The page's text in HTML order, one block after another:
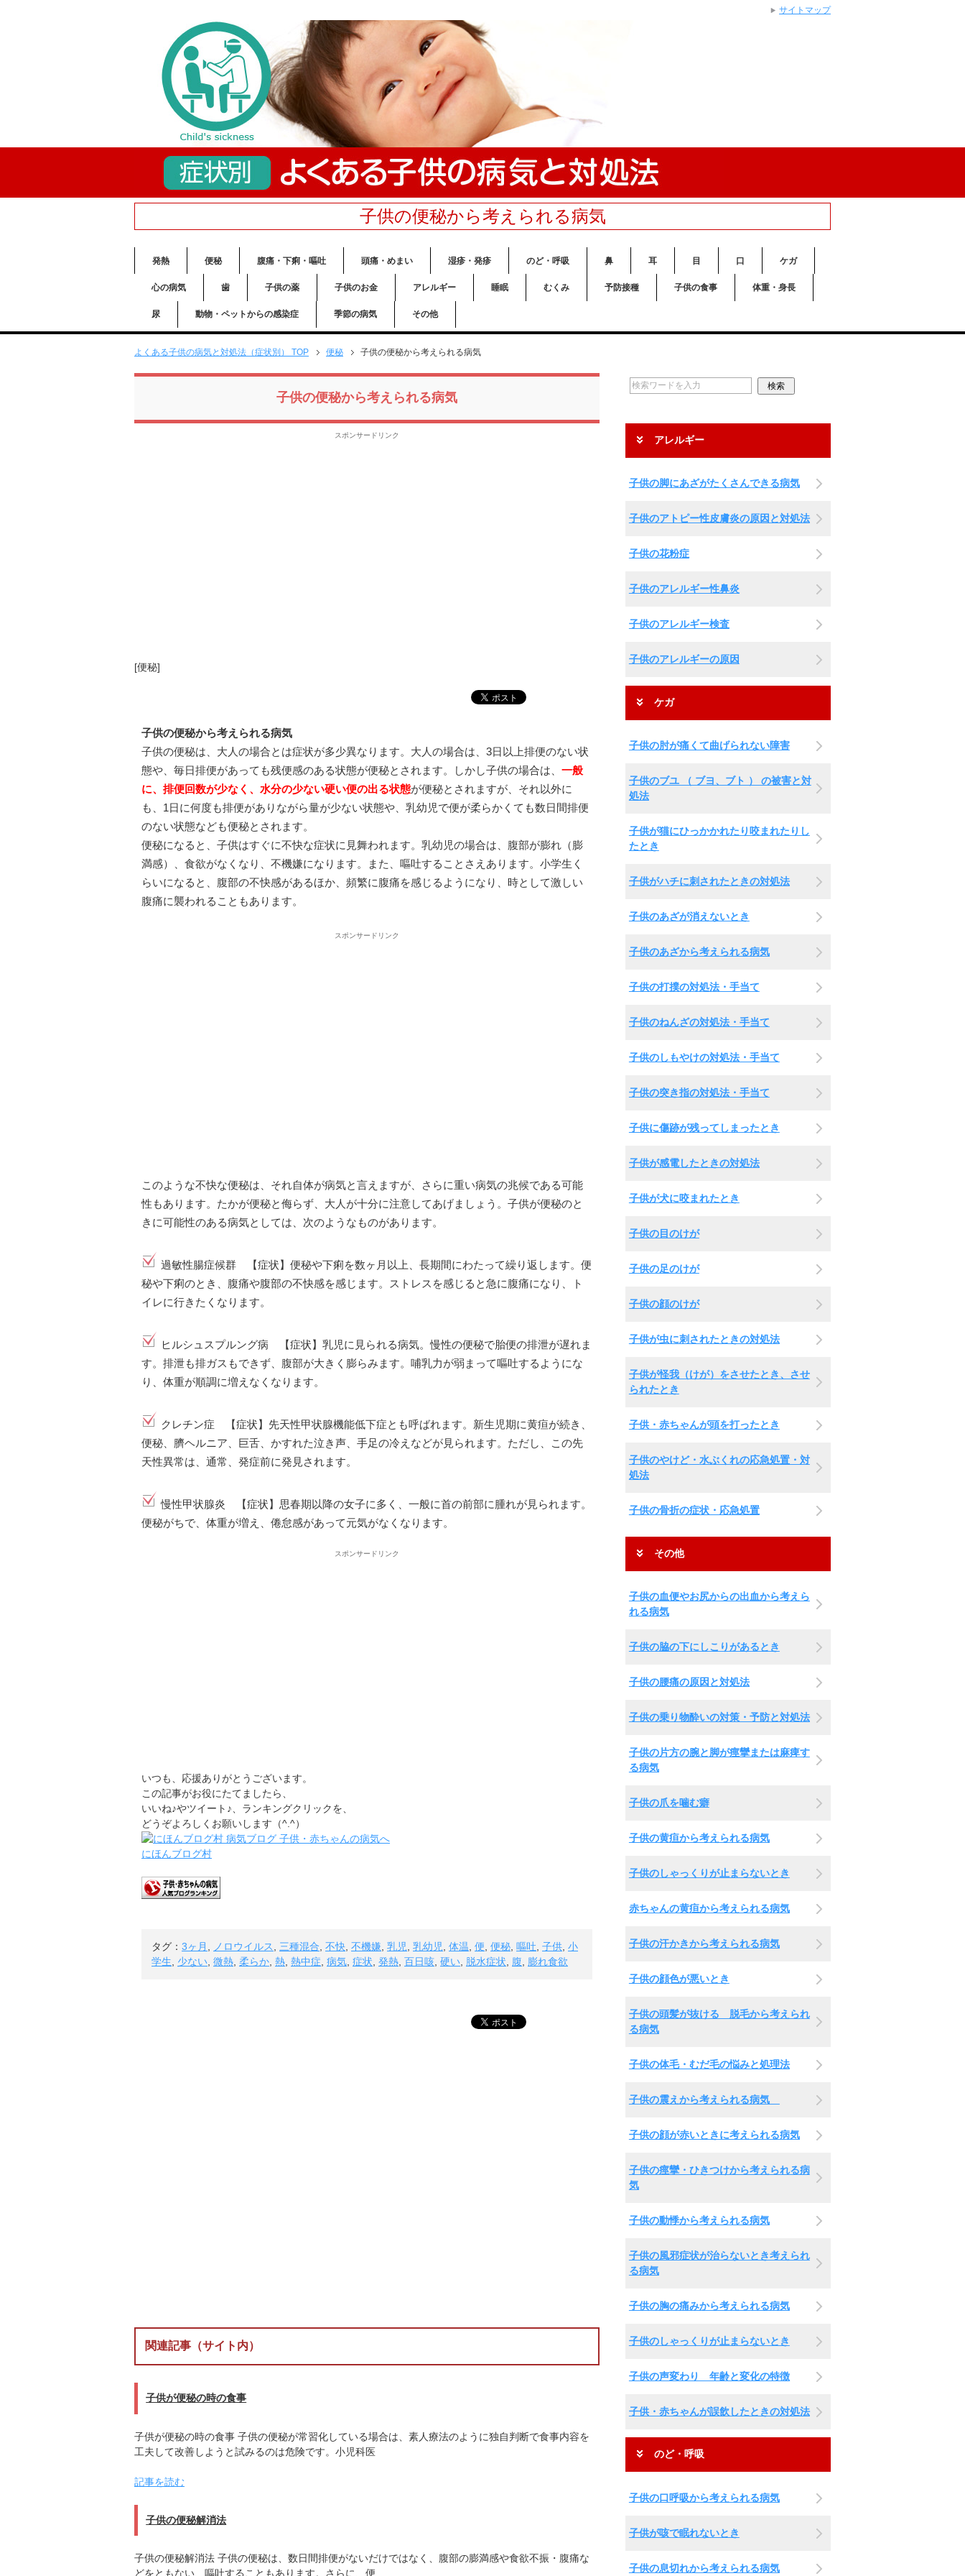
子供の便秘から考えられる病気
発熱 便秘 腹痛・下痢・嘔吐 頭痛・めまい 湿疹・発疹 のど・呼吸 鼻 耳 目 口 ケガ
心の病気 歯 子供の薬 子供のお金 アレルギー 睡眠 むくみ 予防接種 子供の食事 体重・身長
尿 動物・ペットからの感染症 季節の病気 その他
よくある子供の病気と対処法（症状別） TOP 便秘 子供の便秘から考えられる病気
子供の便秘から考えられる病気
スポンサードリンク
[便秘]
子供の便秘から考えられる病気
子供の便秘は、大人の場合とは症状が多少異なります。大人の場合は、3日以上排便のない状
態や、毎日排便があっても残便感のある状態が便秘とされます。しかし子供の場合は、 一般
に、排便回数が少なく、水分の少ない硬い便の出る状態が便秘とされますが、それ以外に
も、1日に何度も排便がありながら量が少ない状態や、乳幼児で便が柔らかくても数日間排便
のない状態なども便秘とされます。
便秘になると、子供はすぐに不快な症状に見舞われます。乳幼児の場合は、腹部が膨れ（膨
満感）、食欲がなくなり、不機嫌になります。また、嘔吐することさえあります。小学生く
らいになると、腹部の不快感があるほか、頻繁に腹痛を感じるようになり、時として激しい
腹痛に襲われることもあります。
スポンサードリンク
このような不快な便秘は、それ自体が病気と言えますが、さらに重い病気の兆候である可能
性もあります。たかが便秘と侮らず、大人が十分に注意してあげましょう。子供が便秘のと
きに可能性のある病気としては、次のようなものがあります。
過敏性腸症候群 【症状】便秘や下痢を数ヶ月以上、長期間にわたって繰り返します。便
秘や下痢のとき、腹痛や腹部の不快感を感じます。ストレスを感じると急に腹痛になり、ト
イレに行きたくなります。
ヒルシュスプルング病 【症状】乳児に見られる病気。慢性の便秘で胎便の排泄が遅れま
す。排泄も排ガスもできず、腹部が大きく膨らみます。哺乳力が弱まって嘔吐するようにな
り、体重が順調に増えなくなります。
クレチン症 【症状】先天性甲状腺機能低下症とも呼ばれます。新生児期に黄疸が続き、
便秘、臍ヘルニア、巨舌、かすれた泣き声、手足の冷えなどが見られます。ただし、この先
天性異常は、通常、発症前に発見されます。
慢性甲状腺炎 【症状】思春期以降の女子に多く、一般に首の前部に腫れが見られます。
便秘がちで、体重が増え、倦怠感があって元気がなくなります。
スポンサードリンク
いつも、応援ありがとうございます。
この記事がお役にたてましたら、
いいね♪やツイート♪、ランキングクリックを、
どうぞよろしくお願いします（^.^）
にほんブログ村
タグ： 3ヶ月 ノロウイルス 三種混合 不快 不機嫌 乳児 乳幼児 体温 便 便秘 嘔吐 子供 小
学生
少ない 微熱 柔らか 熱 熱中症 病気 症状 発熱 百日咳 硬い 脱水症状 腹 膨れ食欲
関連記事（サイト内）
子供が便秘の時の食事
子供が便秘の時の食事 子供の便秘が常習化している場合は、素人療法のように独自判断で食事内容を
工夫して改善しようと試みるのは危険です。小児科医
記事を読む
子供の便秘解消法
子供の便秘解消法 子供の便秘は、数日間排便がないだけではなく、腹部の膨満感や食欲不振・腹痛な
どをともない、嘔吐することもあります。さらに、便
アレルギー
子供の脚にあざがたくさんできる病気
子供のアトピー性皮膚炎の原因と対処法
子供の花粉症
子供のアレルギー性鼻炎
子供のアレルギー検査
子供のアレルギーの原因
ケガ
子供の肘が痛くて曲げられない障害
子供のブユ （ ブヨ、ブト ） の被害と対
処法
子供が猫にひっかかれたり咬まれたりし
たとき
子供がハチに刺されたときの対処法
子供のあざが消えないとき
子供のあざから考えられる病気
子供の打撲の対処法・手当て
子供のねんざの対処法・手当て
子供のしもやけの対処法・手当て
子供の突き指の対処法・手当て
子供に傷跡が残ってしまったとき
子供が感電したときの対処法
子供が犬に咬まれたとき
子供の目のけが
子供の足のけが
子供の顔のけが
子供が虫に刺されたときの対処法
子供が怪我（けが）をさせたとき、させ
られたとき
子供・赤ちゃんが頭を打ったとき
子供のやけど・水ぶくれの応急処置・対
処法
子供の骨折の症状・応急処置
その他
子供の血便やお尻からの出血から考えら
れる病気
子供の脇の下にしこりがあるとき
子供の腰痛の原因と対処法
子供の乗り物酔いの対策・予防と対処法
子供の片方の腕と脚が痙攣または麻痺す
る病気
子供の爪を噛む癖
子供の黄疸から考えられる病気
子供のしゃっくりが止まらないとき
赤ちゃんの黄疸から考えられる病気
子供の汗かきから考えられる病気
子供の顔色が悪いとき
子供の頭髪が抜ける 脱毛から考えられ
る病気
子供の体毛・むだ毛の悩みと処理法
子供の震えから考えられる病気
子供の顔が赤いときに考えられる病気
子供の痙攣・ひきつけから考えられる病
気
子供の動悸から考えられる病気
子供の風邪症状が治らないとき考えられ
る病気
子供の胸の痛みから考えられる病気
子供のしゃっくりが止まらないとき
子供の声変わり 年齢と変化の特徴
子供・赤ちゃんが誤飲したときの対処法
のど・呼吸
子供の口呼吸から考えられる病気
子供が咳で眠れないとき
子供の息切れから考えられる病気
サイトマップ